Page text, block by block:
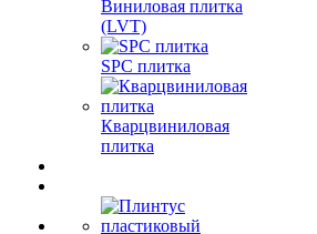
Виниловая плитка
(LVT)
SPC плитка
Кварцвиниловая
плитка